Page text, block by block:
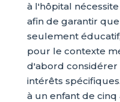
à l'hôpital
afin de garantir
seulement
pour le contexte
d'abord considérer
intérêts
à un enfant de cinq